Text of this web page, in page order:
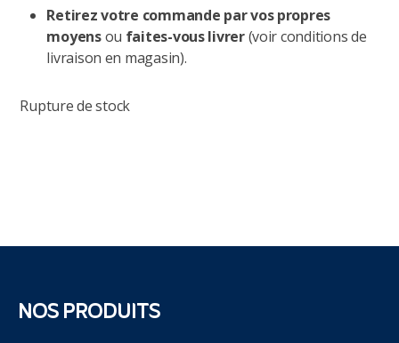
Retirez votre commande par vos propres
moyensou faites-vous livrer(voir conditions de
livraison en magasin).
Rupture de stock
NOS PRODUITS